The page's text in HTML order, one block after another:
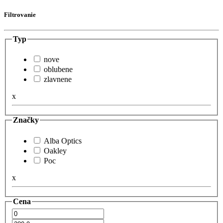
Filtrovanie
Typ
nove
oblubene
zlavnene
x
Značky
Alba Optics
Oakley
Poc
x
Cena